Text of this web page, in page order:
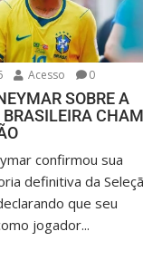
Acesso 0
SOBRE A
BRASILEIRA
confirmou sua
definitiva da
que seu
jogador...